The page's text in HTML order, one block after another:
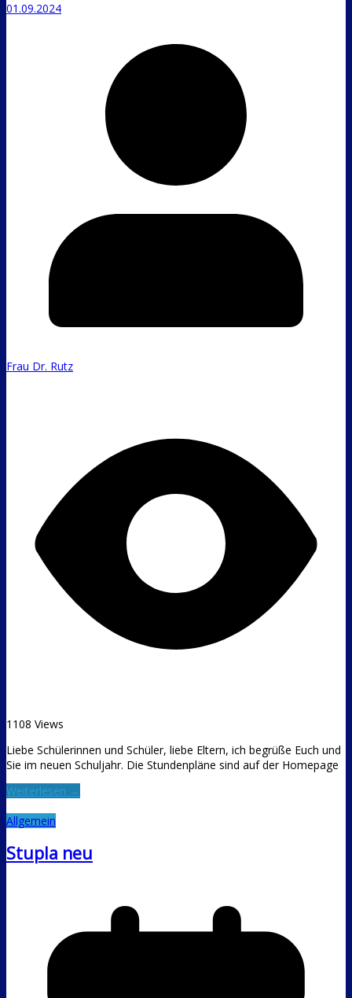
01.09.2024
Frau Dr. Rutz
1108 Views
Liebe Schülerinnen und Schüler, liebe Eltern, ich begrüße Euch und
Sie im neuen Schuljahr. Die Stundenpläne sind auf der Homepage
Weiterlesen →
Allgemein
Stupla neu